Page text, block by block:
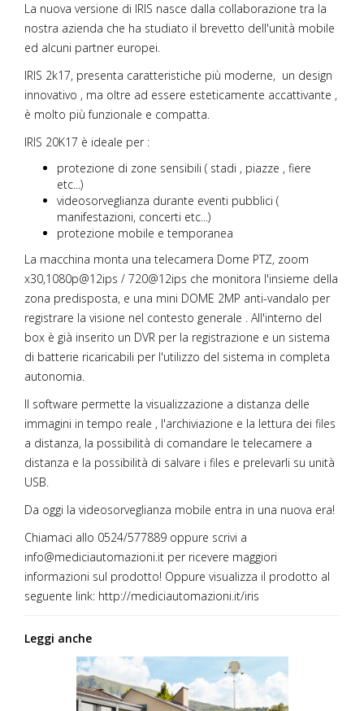
La nuova versione di IRIS nasce dalla collaborazione tra la
nostra azienda che ha studiato il brevetto dell'unità mobile
ed alcuni partner europei.
IRIS 2k17, presenta caratteristiche più moderne, un design
innovativo , ma oltre ad essere esteticamente accattivante ,
è molto più funzionale e compatta.
IRIS 20K17 è ideale per :
protezione di zone sensibili ( stadi , piazze , fiere
etc...)
videosorveglianza durante eventi pubblici (
manifestazioni, concerti etc...)
protezione mobile e temporanea
La macchina monta una telecamera Dome PTZ, zoom
x30,1080p@12ips / 720@12ips che monitora l'insieme della
zona predisposta, e una mini DOME 2MP anti-vandalo per
registrare la visione nel contesto generale . All'interno del
box è già inserito un DVR per la registrazione e un sistema
di batterie ricaricabili per l'utilizzo del sistema in completa
autonomia.
Il software permette la visualizzazione a distanza delle
immagini in tempo reale , l'archiviazione e la lettura dei files
a distanza, la possibilità di comandare le telecamere a
distanza e la possibilità di salvare i files e prelevarli su unità
USB.
Da oggi la videosorveglianza mobile entra in una nuova era!
Chiamaci allo 0524/577889 oppure scrivi a
info@mediciautomazioni.it per ricevere maggiori
informazioni sul prodotto! Oppure visualizza il prodotto al
seguente link: http://mediciautomazioni.it/iris
Leggi anche